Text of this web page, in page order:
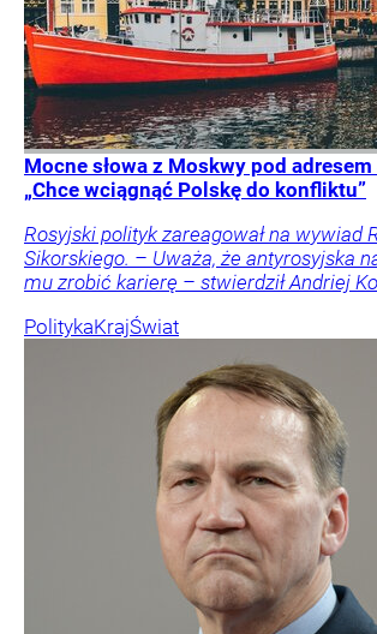
Mocne słowa z Moskwy pod
„Chce wciągnąć Polskę do konfliktu”
Rosyjski polityk zareagował na wywiad
Sikorskiego. – Uważa, że antyrosyjska
mu zrobić karierę – stwierdził Andriej
PolitykaKrajŚwiat